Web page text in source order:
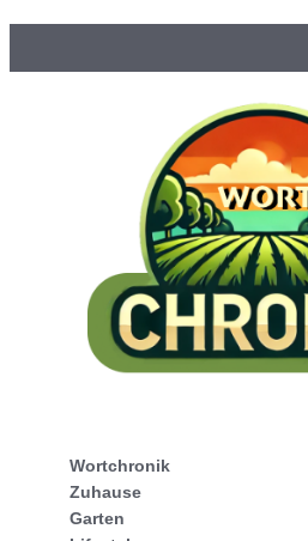
Wortchronik
Zuhause
Garten